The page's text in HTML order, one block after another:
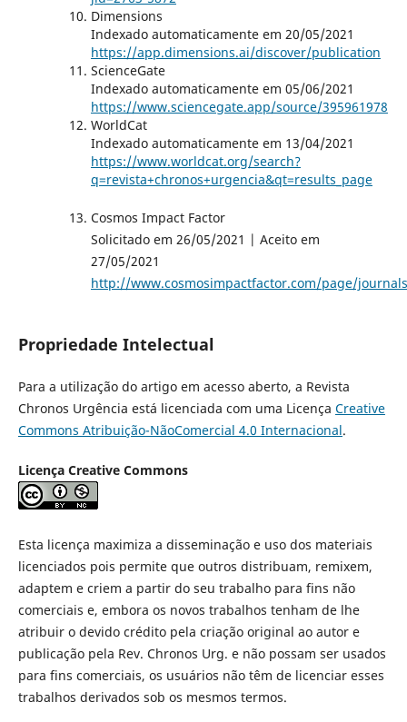
Dimensions
Indexado automaticamente em 20/05/2021
https://app.dimensions.ai/discover/publication
ScienceGate
Indexado automaticamente em 05/06/2021
https://www.sciencegate.app/source/395961978
WorldCat
Indexado automaticamente em 13/04/2021
https://www.worldcat.org/search?
q=revista+chronos+urgencia&qt=results_page
Cosmos Impact Factor
Solicitado em 26/05/2021 | Aceito em
27/05/2021
http://www.cosmosimpactfactor.com/page/
Propriedade Intelectual
Para a utilização do artigo em acesso aberto, a Revista
Chronos Urgência está licenciada com uma Licença Creative
Commons Atribuição-NãoComercial 4.0 Internacional.
Licença Creative Commons
Esta licença maximiza a disseminação e uso dos materiais
licenciados pois permite que outros distribuam, remixem,
adaptem e criem a partir do seu trabalho para fins não
comerciais e, embora os novos trabalhos tenham de lhe
atribuir o devido crédito pela criação original ao autor e
publicação pela Rev. Chronos Urg. e não possam ser usados
para fins comerciais, os usuários não têm de licenciar esses
trabalhos derivados sob os mesmos termos.